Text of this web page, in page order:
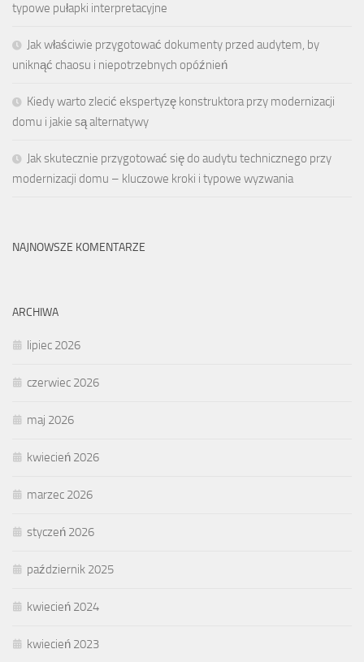
typowe pułapki interpretacyjne
Jak właściwie przygotować dokumenty przed audytem, by
uniknąć chaosu i niepotrzebnych opóźnień
Kiedy warto zlecić ekspertyzę konstruktora przy modernizacji
domu i jakie są alternatywy
Jak skutecznie przygotować się do audytu technicznego przy
modernizacji domu – kluczowe kroki i typowe wyzwania
NAJNOWSZE KOMENTARZE
ARCHIWA
lipiec 2026
czerwiec 2026
maj 2026
kwiecień 2026
marzec 2026
styczeń 2026
październik 2025
kwiecień 2024
kwiecień 2023